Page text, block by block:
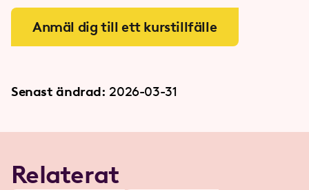
Anmäl dig till ett kurstillfälle
Senast ändrad: 2026-03-31
Relaterat